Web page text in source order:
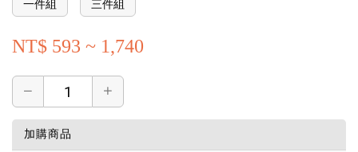
一件組 三件組
NT$ 593 ~ 1,740
加購商品